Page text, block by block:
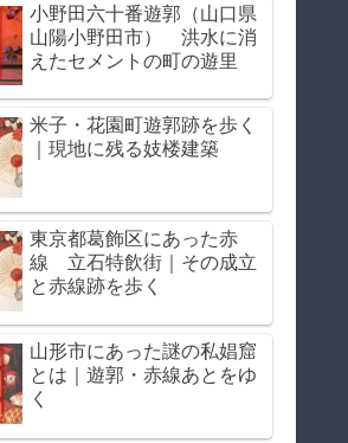
小野田六十番遊郭（山口県
山陽小野田市） 洪水に消
えたセメントの町の遊里
米子・花園町遊郭跡を歩く
｜現地に残る妓楼建築
東京都葛飾区にあった赤
線 立石特飲街｜その成立
と赤線跡を歩く
山形市にあった謎の私娼窟
とは｜遊郭・赤線あとをゆ
く